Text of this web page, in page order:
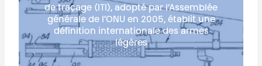
de traçage (ITI), adopté par l’Assemblée
générale de l’ONU en 2005, établit une
définition internationale des armes
légères